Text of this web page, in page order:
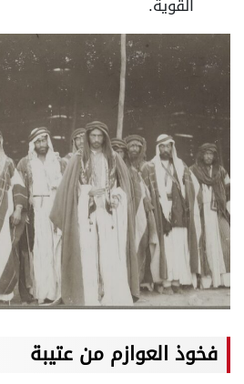
فخوذ العوازم من عتيبة